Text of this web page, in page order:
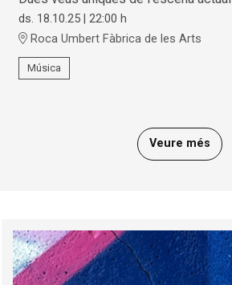
ds. 18.10.25 |22:00 h
Roca Umbert Fàbrica de les Arts
Música
Veure més